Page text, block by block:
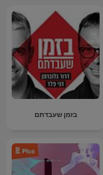
בזמן שעבדתם